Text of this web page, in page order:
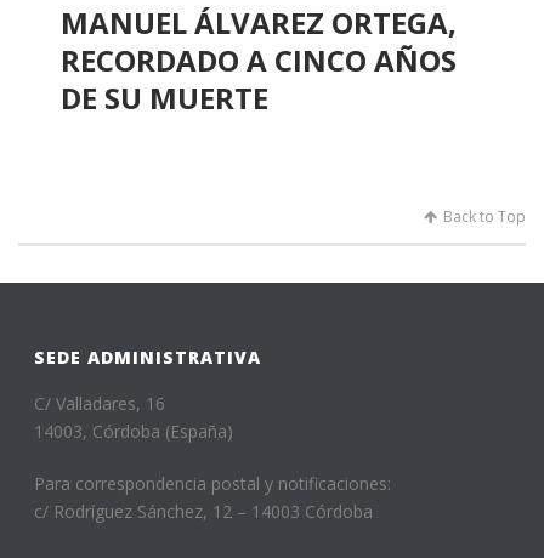
MANUEL ÁLVAREZ ORTEGA,
RECORDADO A CINCO AÑOS
DE SU MUERTE
Back to Top
SEDE ADMINISTRATIVA
C/ Valladares, 16
14003, Córdoba (España)
Para correspondencia postal y notificaciones:
c/ Rodríguez Sánchez, 12 – 14003 Córdoba